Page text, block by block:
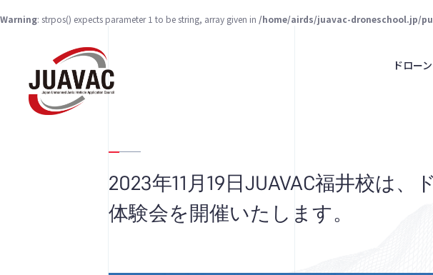
Warning: strpos() expects parameter 1 to be string, array given in /home/airds/juavac-droneschool.jp/
ドロー
2023年11月19日JUAVAC福井校は、
体験会を開催いたします。